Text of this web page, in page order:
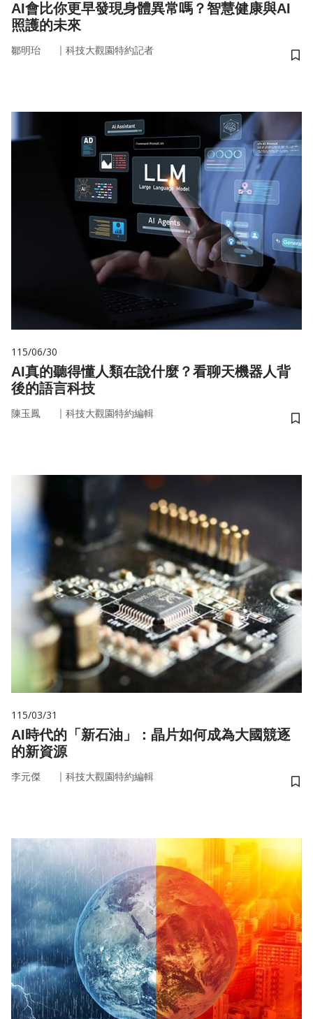
AI會比你更早發現身體異常嗎？智慧健康與AI
照護的未來
鄒明珆 ｜ 科技大觀園特約記者
儲
115/06/30
AI真的聽得懂人類在說什麼？看聊天機器人背
後的語言科技
陳玉鳳 ｜ 科技大觀園特約編輯
儲
115/03/31
AI時代的「新石油」：晶片如何成為大國競逐
的新資源
李元傑 ｜ 科技大觀園特約編輯
儲